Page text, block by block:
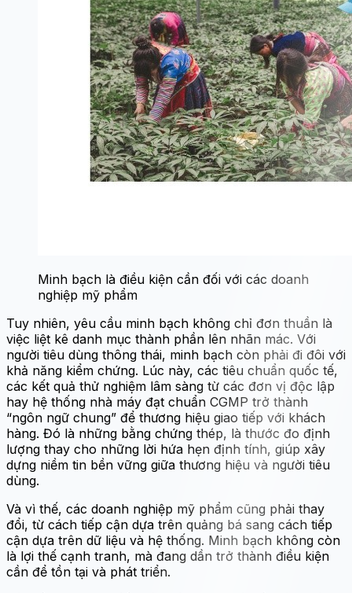
Minh bạch là điều kiện cần đối với các doanh
nghiệp mỹ phẩm
Tuy nhiên, yêu cầu minh bạch không chỉ đơn thuần là
việc liệt kê danh mục thành phần lên nhãn mác. Với
người tiêu dùng thông thái, minh bạch còn phải đi đôi với
khả năng kiểm chứng. Lúc này, các tiêu chuẩn quốc tế,
các kết quả thử nghiệm lâm sàng từ các đơn vị độc lập
hay hệ thống nhà máy đạt chuẩn CGMP trở thành
“ngôn ngữ chung” để thương hiệu giao tiếp với khách
hàng. Đó là những bằng chứng thép, là thước đo định
lượng thay cho những lời hứa hẹn định tính, giúp xây
dựng niềm tin bền vững giữa thương hiệu và người tiêu
dùng.
Và vì thế, các doanh nghiệp mỹ phẩm cũng phải thay
đổi, từ cách tiếp cận dựa trên quảng bá sang cách tiếp
cận dựa trên dữ liệu và hệ thống. Minh bạch không còn
là lợi thế cạnh tranh, mà đang dần trở thành điều kiện
cần để tồn tại và phát triển.